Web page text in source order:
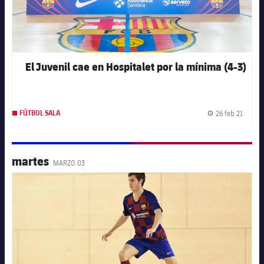
El Juvenil cae en Hospitalet por la mínima (4-3)
FÚTBOL SALA Fecha
26 feb 21
martes MARZO 03
FC Barcelona club badge